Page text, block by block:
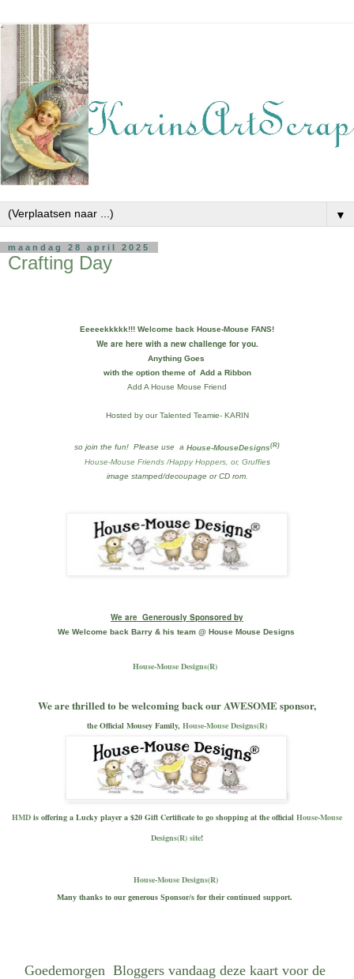
▼
maandag 28 april 2025
Crafting Day
Eeeeekkkkk!!! Welcome back House-Mouse FANS!
We are here with a new challenge for you.
Anything Goes
with the option theme of Add a Ribbon
Add A House Mouse Friend
Hosted by our Talented Teamie-KARIN
so join the fun! Please use a House-MouseDesigns(R)
House-Mouse Friends /Happy Hoppers, or, Gruffies
image stamped/decoupage or CD rom.
We are Generously Sponsored by
We Welcome back Barry & his team @ House Mouse Designs
House-Mouse Designs(R)
We are thrilled to be welcoming back our AWESOME sponsor,
the Official Mousey Family, House-Mouse Designs(R)
HMD is offering a Lucky player a $20 Gift Certificate to go shopping at the official House-Mouse
Designs(R) site!
House-Mouse Designs(R)
Many thanks to our generous Sponsor/s for their continued support.
Goedemorgen Bloggers vandaag deze kaart voor de